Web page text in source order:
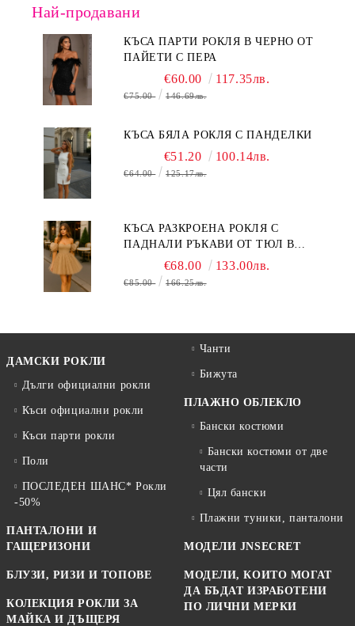
Най-продавани
КЪСА ПАРТИ РОКЛЯ В ЧЕРНО ОТ
ПАЙЕТИ С ПЕРА
€60.00 117.35лв.
€75.00 146.69лв.
КЪСА БЯЛА РОКЛЯ С ПАНДЕЛКИ
€51.20 100.14лв.
€64.00 125.17лв.
КЪСА РАЗКРОЕНА РОКЛЯ С
ПАДНАЛИ РЪКАВИ ОТ ТЮЛ В
БЕЖОВО€68.00 133.00лв.
€85.00 166.25лв.
ДАМСКИ РОКЛИ
Дълги официални рокли
Къси официални рокли
Къси парти рокли
Поли
ПОСЛЕДЕН ШАНС* Рокли
-50%
ПАНТАЛОНИ И
ГАЩЕРИЗОНИ
БЛУЗИ, РИЗИ И ТОПОВЕ
КОЛЕКЦИЯ РОКЛИ ЗА
МАЙКА И ДЪЩЕРЯ
Чанти
Бижута
ПЛАЖНО ОБЛЕКЛО
Бански костюми
Бански костюми от две
части
Цял бански
Плажни туники, панталони
МОДЕЛИ JNSECRET
МОДЕЛИ, КОИТО МОГАТ
ДА БЪДАТ ИЗРАБОТЕНИ
ПО ЛИЧНИ МЕРКИ